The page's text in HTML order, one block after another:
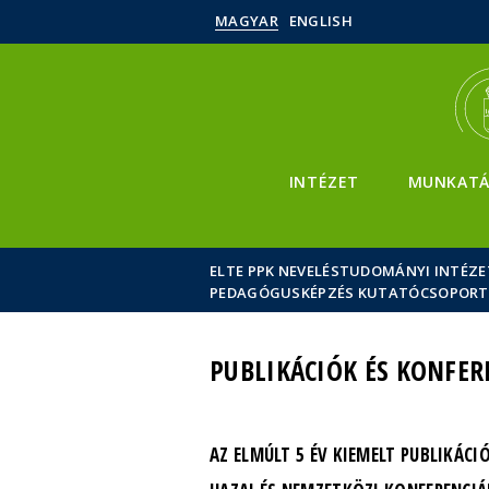
MAGYAR ENGLISH
INTÉZET
ELTE PPK NEVELÉSTUDOMÁNYI
PEDAGÓGUSKÉPZÉS KUTATÓCSOPORT
PUBLIKÁCIÓK ÉS
AZ ELMÚLT 5 ÉV KIEMELT